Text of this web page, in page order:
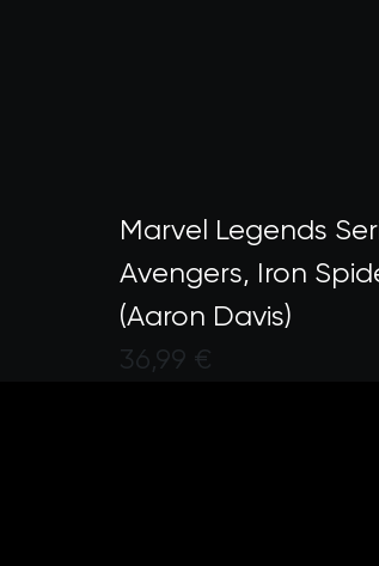
Marvel Legends
Avengers, Iron
(Aaron Davis)
36,99 €